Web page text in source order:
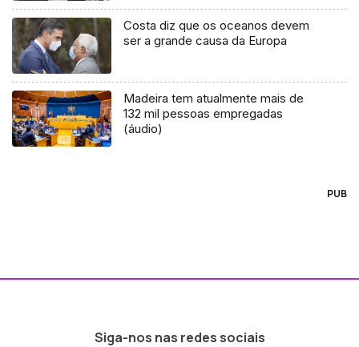
Costa diz que os oceanos devem
ser a grande causa da Europa
Madeira tem atualmente mais de
132 mil pessoas empregadas
(áudio)
PUB
Siga-nos nas redes sociais